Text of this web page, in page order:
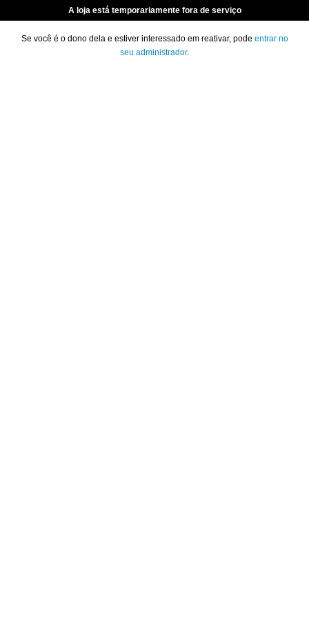
A loja está temporariamente fora de serviço
Se você é o dono dela e estiver interessado em reativar, pode entrar no
seu administrador.